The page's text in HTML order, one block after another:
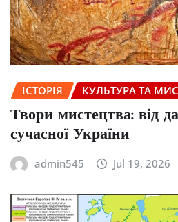
ІСТОРІЯ КУЛЬТУРА ТА
Твори мистецтва: від
сучасної України
admin545 Jul 19, 2026